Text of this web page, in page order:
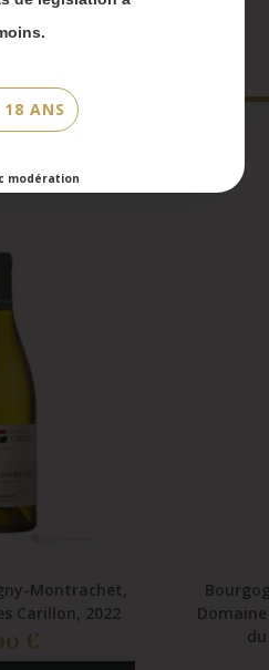
ANS
modération
Montrachet,
Carillon, 2022
€
août.
partir du 4